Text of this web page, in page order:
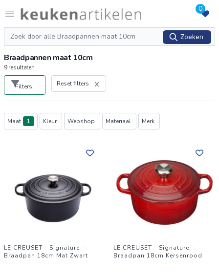
Open menu
Logo keukenartikelen.com 0
Zoeken
Zoeken
Braadpannen maat 10cm
9resultaten
Filters Reset filters
Producten
Maat 1 Kleur Webshop Materiaal Merk
LE CREUSET - Signature -
Braadpan 18cm Mat Zwart
LE CREUSET - Signature -
Braadpan 18cm Kersenrood